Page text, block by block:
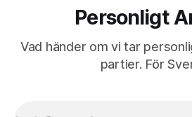
Personligt
Vad händer om vi tar
partier. För